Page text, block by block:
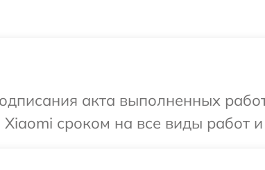
акта выполненных
сроком на все виды работ и